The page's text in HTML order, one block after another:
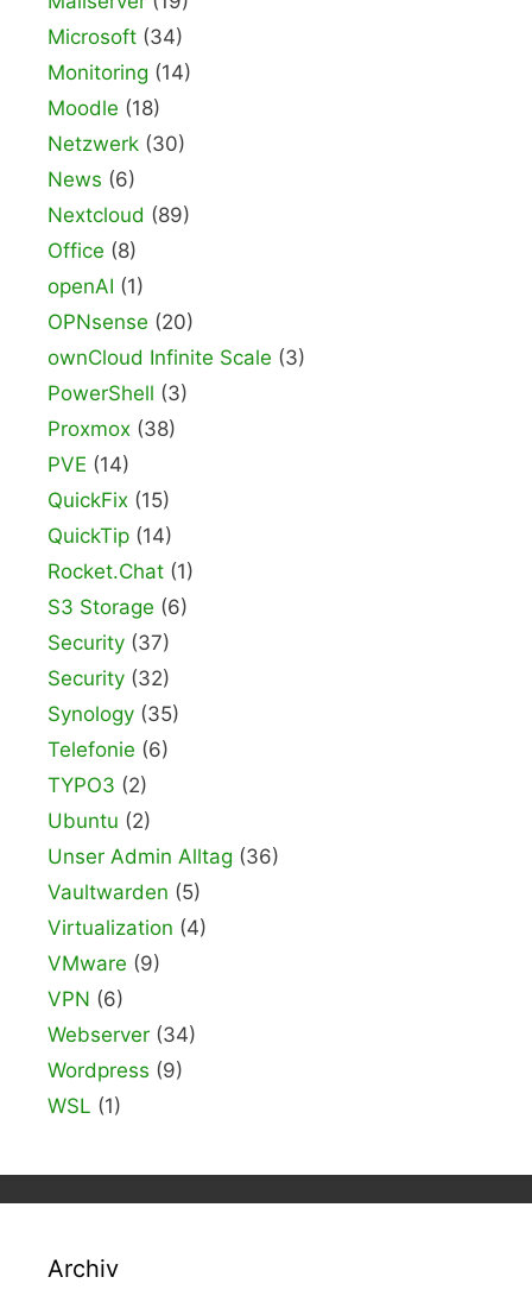
Microsoft (34)
Monitoring (14)
Moodle (18)
Netzwerk (30)
News (6)
Nextcloud (89)
Office (8)
openAI (1)
OPNsense (20)
ownCloud Infinite Scale (3)
PowerShell (3)
Proxmox (38)
PVE (14)
QuickFix (15)
QuickTip (14)
Rocket.Chat (1)
S3 Storage (6)
Security (37)
Security (32)
Synology (35)
Telefonie (6)
TYPO3 (2)
Ubuntu (2)
Unser Admin Alltag (36)
Vaultwarden (5)
Virtualization (4)
VMware (9)
VPN (6)
Webserver (34)
Wordpress (9)
WSL (1)
Archiv